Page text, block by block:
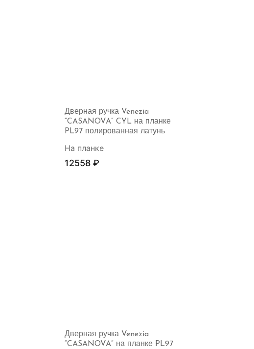
Дверная ручка Venezia
“CASANOVA” CYL на планке
PL97 полированная латунь
На планке
12558 ₽
Дверная ручка Venezia
“CASANOVA” на планке PL97